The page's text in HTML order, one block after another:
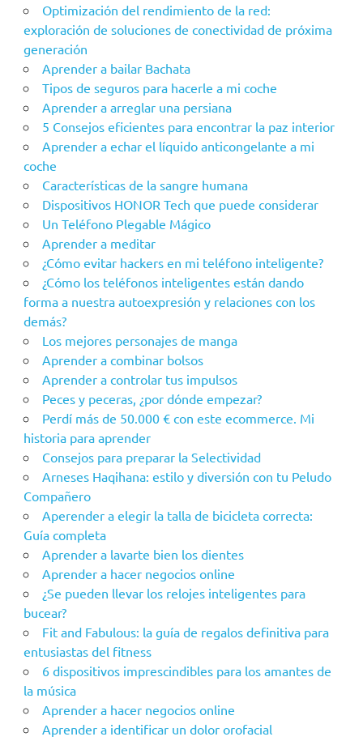
Optimización del rendimiento de la red:
exploración de soluciones de conectividad de próxima
generación
Aprender a bailar Bachata
Tipos de seguros para hacerle a mi coche
Aprender a arreglar una persiana
5 Consejos eficientes para encontrar la paz interior
Aprender a echar el líquido anticongelante a mi
coche
Características de la sangre humana
Dispositivos HONOR Tech que puede considerar
Un Teléfono Plegable Mágico
Aprender a meditar
¿Cómo evitar hackers en mi teléfono inteligente?
¿Cómo los teléfonos inteligentes están dando
forma a nuestra autoexpresión y relaciones con los
demás?
Los mejores personajes de manga
Aprender a combinar bolsos
Aprender a controlar tus impulsos
Peces y peceras, ¿por dónde empezar?
Perdí más de 50.000 € con este ecommerce. Mi
historia para aprender
Consejos para preparar la Selectividad
Arneses Haqihana: estilo y diversión con tu Peludo
Compañero
Aperender a elegir la talla de bicicleta correcta:
Guía completa
Aprender a lavarte bien los dientes
Aprender a hacer negocios online
¿Se pueden llevar los relojes inteligentes para
bucear?
Fit and Fabulous: la guía de regalos definitiva para
entusiastas del fitness
6 dispositivos imprescindibles para los amantes de
la música
Aprender a hacer negocios online
Aprender a identificar un dolor orofacial